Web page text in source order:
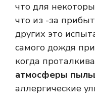
что для
что из -за
других это
самого дождя
когда
атмосферы
аллергические